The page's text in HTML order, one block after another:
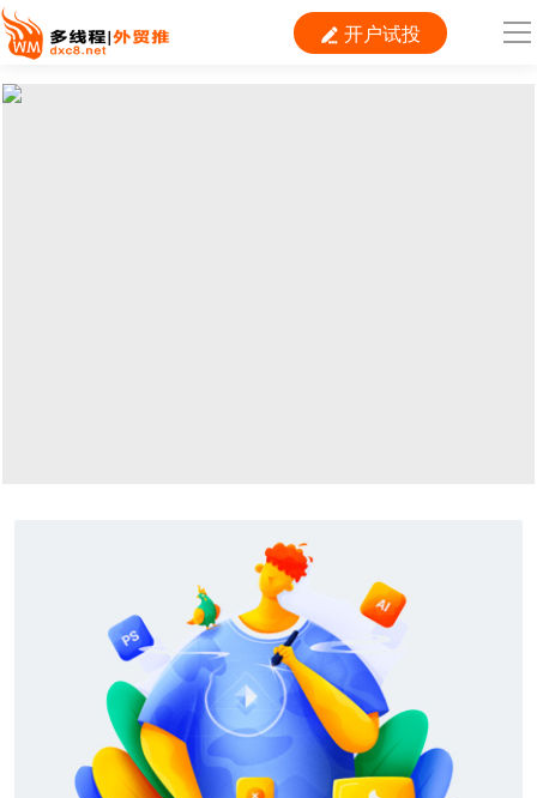
 开户试投
导
联系我们